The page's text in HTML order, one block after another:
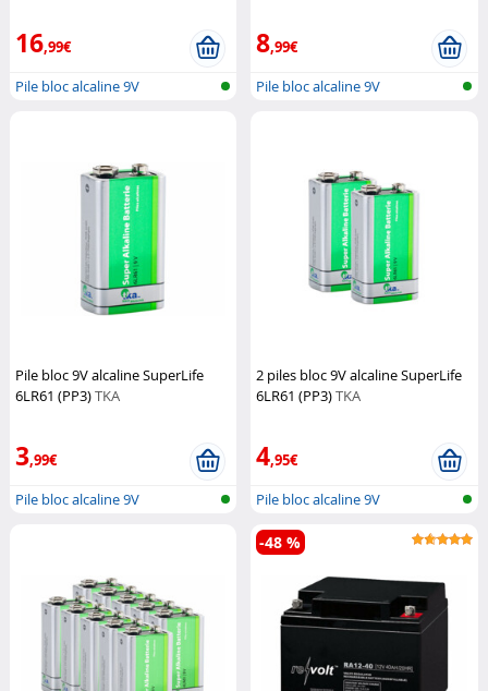
16,99€
Pile bloc alcaline 9V
8,99€
Pile bloc alcaline 9V
Pile bloc 9V alcaline SuperLife
6LR61 (PP3)TKA
3,99€
Pile bloc alcaline 9V
2 piles bloc 9V alcaline SuperLife
6LR61 (PP3)TKA
4,95€
Pile bloc alcaline 9V
-48 %